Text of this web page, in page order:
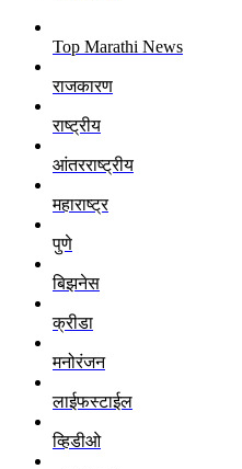
Top Marathi News
राजकारण
राष्ट्रीय
आंतरराष्ट्रीय
महाराष्ट्र
पुणे
बिझनेस
क्रीडा
मनोरंजन
लाईफस्टाईल
व्हिडीओ